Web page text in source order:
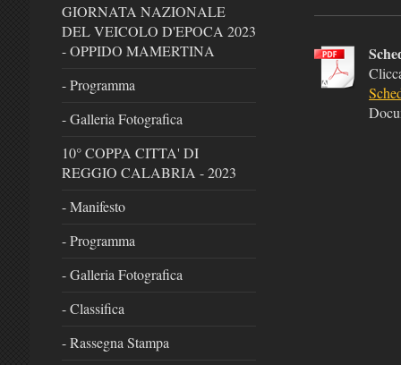
GIORNATA NAZIONALE
DEL VEICOLO D'EPOCA 2023
- OPPIDO MAMERTINA
- Programma
- Galleria Fotografica
10° COPPA CITTA' DI
REGGIO CALABRIA - 2023
- Manifesto
- Programma
- Galleria Fotografica
- Classifica
- Rassegna Stampa